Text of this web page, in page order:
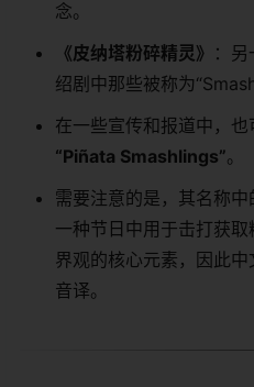
念。
《皮纳塔粉碎精灵》 ：
绍剧中那些被称为
在一些宣传和报道中，
“Piñata Smashlings”。
需要注意的是，其名称
一种节日中用于击打获
界观的核心元素，因此中
音译。